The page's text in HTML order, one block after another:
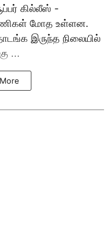
கில்லீஸ் -
மோத உள்ளன.
இருந்த நிலையில்
...